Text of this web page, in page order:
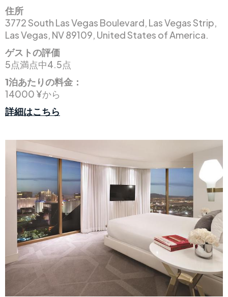
住所
3772 South Las Vegas Boulevard, Las Vegas Strip,
Las Vegas, NV 89109, United States of America.
ゲストの評価
5点満点中4.5点
1泊あたりの料金：
14000 ¥から
詳細はこちら